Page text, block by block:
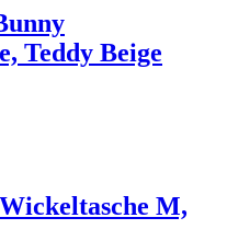
Teddy Beige
M,